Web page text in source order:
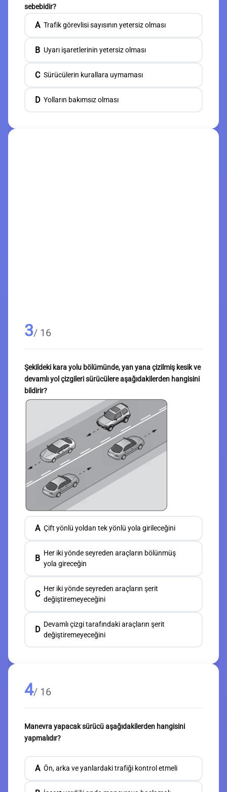
sebebidir?
A Trafik görevlisi sayısının yetersiz olması
B Uyarı işaretlerinin yetersiz olması
C Sürücülerin kurallara uymaması
D Yolların bakımsız olması
3/ 16
Şekildeki kara yolu bölümünde, yan yana çizilmiş kesik ve
devamlı yol çizgileri sürücülere aşağıdakilerden hangisini
bildirir?
A Çift yönlü yoldan tek yönlü yola girileceğini
B
Her iki yönde seyreden araçların bölünmüş
yola gireceğin
C
Her iki yönde seyreden araçların şerit
değiştiremeyeceğini
D
Devamlı çizgi tarafındaki araçların şerit
değiştiremeyeceğini
4/ 16
Manevra yapacak sürücü aşağıdakilerden hangisini
yapmalıdır?
A Ön, arka ve yanlardaki trafiği kontrol etmeli